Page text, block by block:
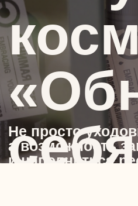
Не просто
а возможность
и наполниться